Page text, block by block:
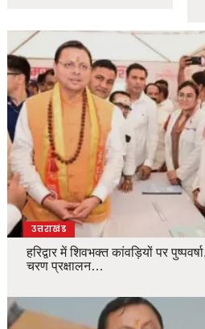
उत्तराखंड
हरिद्वार में शिवभक्त कांवड़ियों पर
चरण प्रक्षालन…